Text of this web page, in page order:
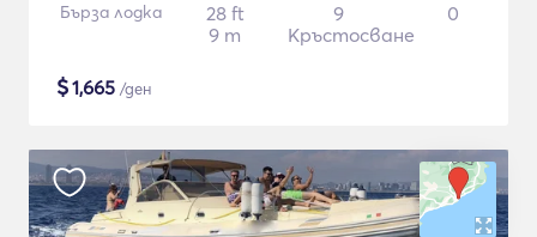
Бърза лодка
28 ft
9 m
9
Кръстосване
0
$1,665 /ден